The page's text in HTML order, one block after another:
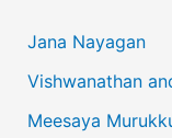
h
f
o
Jana Nayagan
Vishwanathan
Meesaya